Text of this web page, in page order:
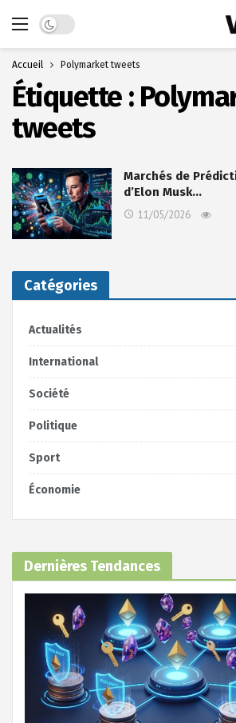
Dark mode
Accueil Polymarket tweets
Étiquette :
tweets
Marchés de
d’Elon Musk…
11/05/2026
Catégories
Actualités
International
Société
Politique
Sport
Économie
Dernières Tendances